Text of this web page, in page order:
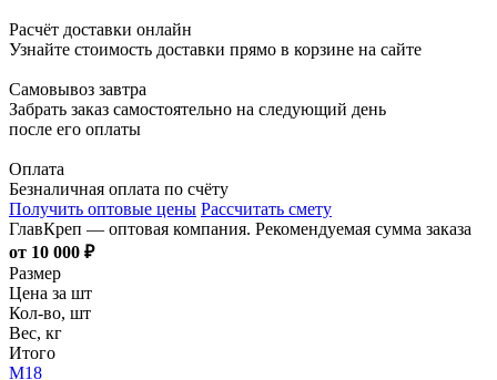
Расчёт доставки онлайн
Узнайте стоимость доставки прямо в корзине на сайте
Самовывоз завтра
Забрать заказ самостоятельно на следующий день
после его оплаты
Оплата
Безналичная оплата по счёту
Получить оптовые цены Рассчитать смету
ГлавКреп — оптовая компания. Рекомендуемая сумма заказа
от 10 000 ₽
Размер
Цена за шт
Кол-во, шт
Вес, кг
Итого
M18